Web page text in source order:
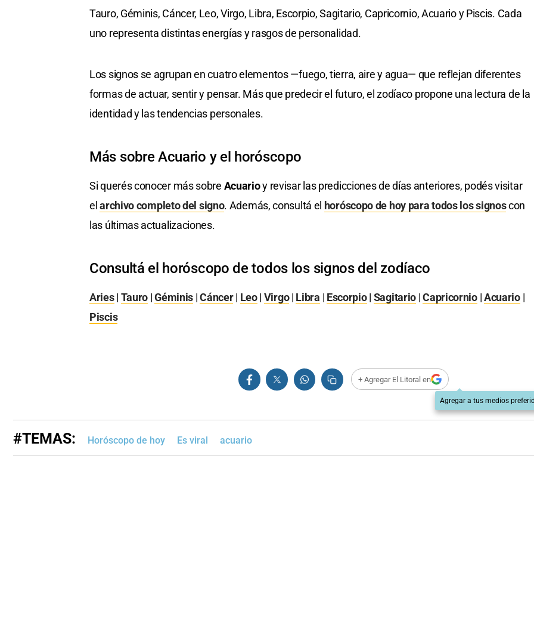
Tauro, Géminis, Cáncer, Leo, Virgo, Libra, Escorpio, Sagitario, Capricornio, Acuario y Piscis. Cada
uno representa distintas energías y rasgos de personalidad.
Los signos se agrupan en cuatro elementos —fuego, tierra, aire y agua— que reflejan diferentes
formas de actuar, sentir y pensar. Más que predecir el futuro, el zodíaco propone una lectura de la
identidad y las tendencias personales.
Más sobre Acuario y el horóscopo
Si querés conocer más sobre Acuarioy revisar las predicciones de días anteriores, podés visitar
elarchivo completo del signo. Además, consultá el horóscopo de hoy para todos los signoscon
las últimas actualizaciones.
Consultá el horóscopo de todos los signos del zodíaco
Aries| Tauro |Géminis |Cáncer| Leo| Virgo| Libra | Escorpio| Sagitario |Capricornio|Acuario|
Piscis
+ Agregar El Litoral en
Agregar a tus medios
#TEMAS: Horóscopo de hoy Es viral acuario